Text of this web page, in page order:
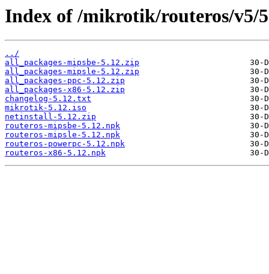
Index of /mikrotik/routeros/v5/
../
all_packages-mipsbe-5.12.zip
all_packages-mipsle-5.12.zip
all_packages-ppc-5.12.zip
all_packages-x86-5.12.zip
changelog-5.12.txt
mikrotik-5.12.iso
netinstall-5.12.zip
routeros-mipsbe-5.12.npk
routeros-mipsle-5.12.npk
routeros-powerpc-5.12.npk
routeros-x86-5.12.npk